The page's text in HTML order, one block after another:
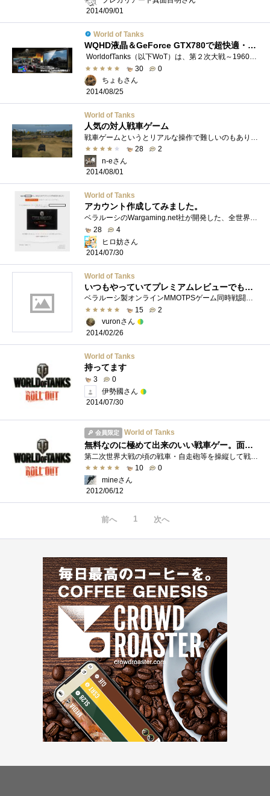
2014/09/01
World of Tanks
WQHD液晶＆GeForce GTX780で超快適・戦車道！！
WorldofTanks（以下WoT）は、第２次大戦～1960年頃に活躍、あるいは設計された戦車を操って、相手のチームを撃破していくオンラインゲームです。�...
30
0
ちょもさん
2014/08/25
World of Tanks
人気の対人戦車ゲーム
28
2
n-eさん
2014/08/01
World of Tanks
アカウント作成してみました。
ベラルーシのWargaming.net社が開発した、全世界で8,000万人以上がプレイするオンラインタンクバトルで、基本無料でプレイ可能ですが、一部ゲーム�...
28
4
ヒロ妨さん
2014/07/30
World of Tanks
いつもやっていてプレミアムレビューでも使用したので＾＾
ベラルーシ製オンラインMMOTPSゲーム同時戦闘参加人数最大３０人（１５人VS１５人）の第２次世界大戦前後の戦車をモチーフとしたオンラインゲー...
15
2
vuronさん
2014/02/26
World of Tanks
持ってます
3
0
伊勢國さん
2014/07/30
会員限定 World of Tanks
無料なのに極めて出来のいい戦車ゲー。面白いですよ！
10
0
mineさん
2012/06/12
前へ 1 次へ